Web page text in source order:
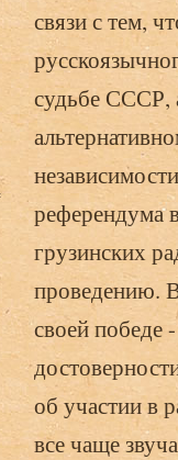
связи с тем,
судьбе СССР,
референдума
грузинских
проведению.
своей победе
об участии в
все чаще